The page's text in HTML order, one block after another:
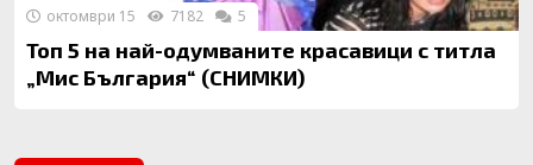
Топ 5 на най-одумваните красавици с титла
„Мис България“ (СНИМКИ)
октомври 15 7182 5